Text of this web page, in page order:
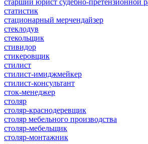
статистик
стационарный мерчендайзер
стеклодув
стекольщик
стивидор
стикеровщик
стилист
стилист-имиджмейкер
стилист-консультант
сток-менеджер
столяр
столяр-краснодеревщик
столяр мебельного производства
столяр-мебельщик
столяр-монтажник